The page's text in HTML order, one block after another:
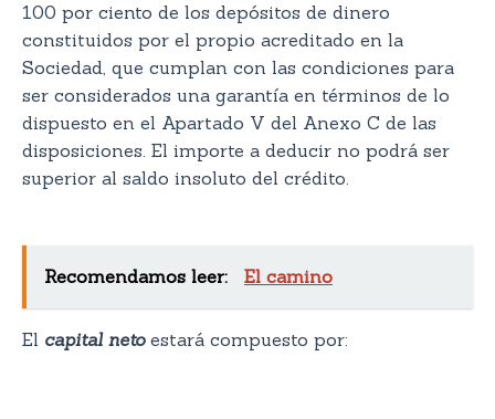
100 por ciento de los depósitos de dinero
constituidos por el propio acreditado en la
Sociedad, que cumplan con las condiciones para
ser considerados una garantía en términos de lo
dispuesto en el Apartado V del Anexo C de las
disposiciones. El importe a deducir no podrá ser
superior al saldo insoluto del crédito.
Recomendamos leer: El camino
El capital netoestará compuesto por: